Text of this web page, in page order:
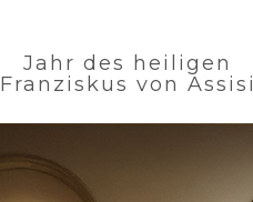
Jahr des heiligen
Franziskus von Assisi